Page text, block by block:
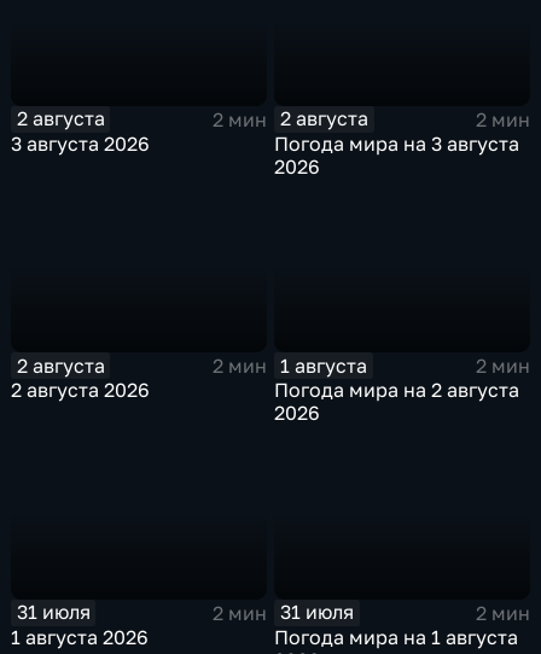
2 августа
2 мин
3 августа 2026
2 августа
2 мин
Погода мира на 3 августа
2026
2 августа
2 мин
2 августа 2026
1 августа
2 мин
Погода мира на 2 августа
2026
31 июля
2 мин
1 августа 2026
31 июля
2 мин
Погода мира на 1 августа